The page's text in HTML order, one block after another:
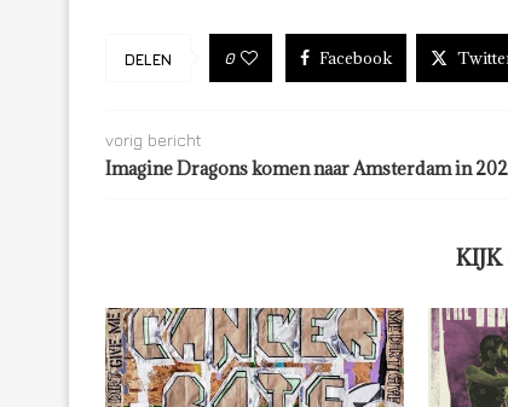
DELEN 0 Facebook
vorig bericht
Imagine Dragons komen naar Amsterdam in